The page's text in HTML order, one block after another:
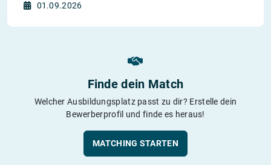
01.09.2026
Finde dein Match
Welcher Ausbildungsplatz passt zu dir? Erstelle dein
Bewerberprofil und finde es heraus!
MATCHING STARTEN